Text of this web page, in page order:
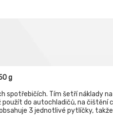
g
spotřebičích. Tím šetří náklady
do autochladičů, na čištění
3 jednotlivé pytlíčky,